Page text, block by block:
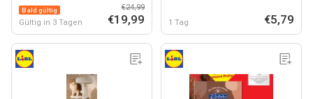
Bald gültig
Gültig in 3 Tagen
€24,99
€19,99 1 Tag €5,79